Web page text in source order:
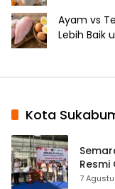
Ayam vs
Lebih Baik
Kota
7